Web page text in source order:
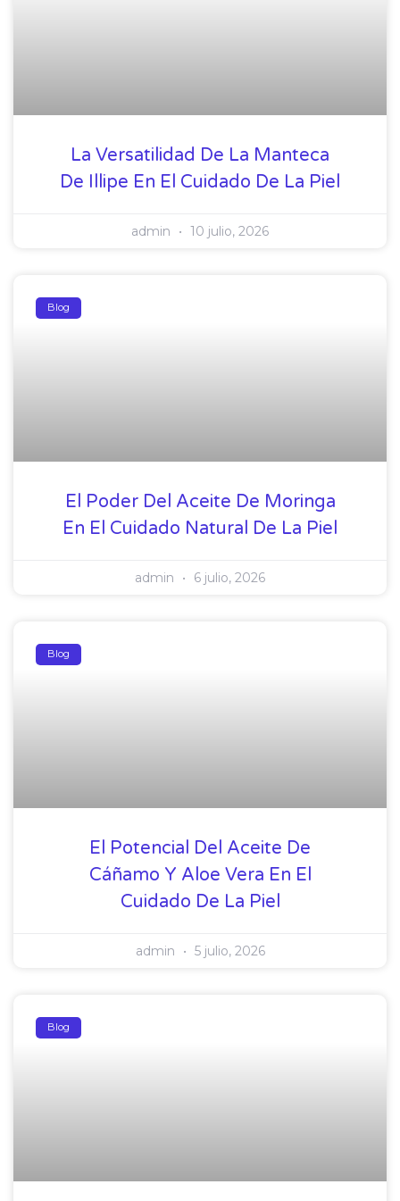
La Versatilidad De La Manteca
De Illipe En El Cuidado De La Piel
admin 10 julio, 2026
Blog
El Poder Del Aceite De Moringa
En El Cuidado Natural De La Piel
admin 6 julio, 2026
Blog
El Potencial Del Aceite De
Cáñamo Y Aloe Vera En El
Cuidado De La Piel
admin 5 julio, 2026
Blog